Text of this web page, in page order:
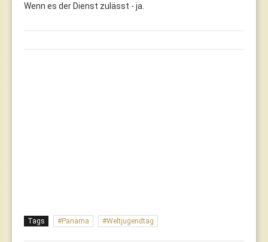
Wenn es der Dienst zulässt - ja.
Tags Panama Weltjugendtag